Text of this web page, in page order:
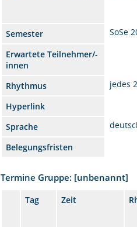
Semester
SoSe
Erwartete Teilnehmer/-
innen
Rhythmus
jedes
Hyperlink
Sprache
Belegungsfristen
Termine Gruppe: [unbenannt]
Tag Zeit